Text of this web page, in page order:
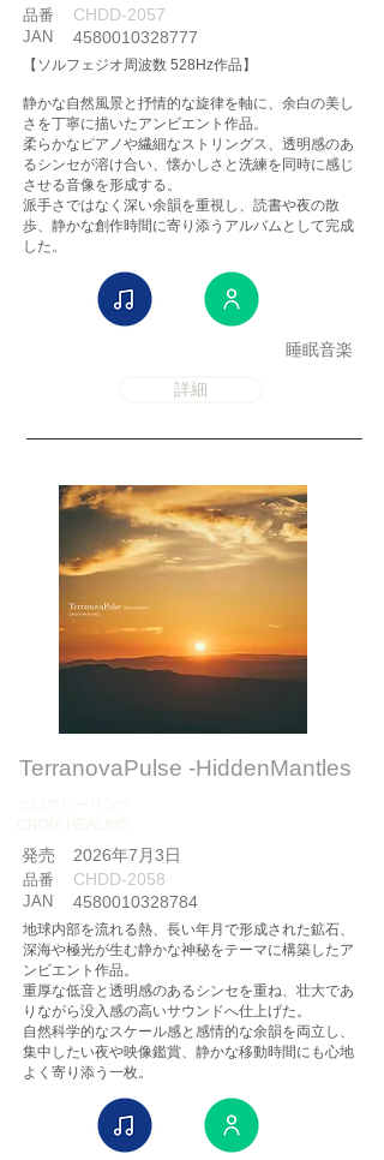
品番 CHDD-2057
JAN 4580010328777
【ソルフェジオ周波数 528Hz作品】
静かな自然風景と抒情的な旋律を軸に、余白の美し
さを丁寧に描いたアンビエント作品。
柔らかなピアノや繊細なストリングス、透明感のあ
るシンセが溶け合い、懐かしさと洗練を同時に感じ
させる音像を形成する。
派手さではなく深い余韻を重視し、読書や夜の散
歩、静かな創作時間に寄り添うアルバムとして完成
した。
睡眠音楽
詳細
TerranovaPulse -HiddenMantles
​発売 2026年7月3日
品番 CHDD-2058
JAN 4580010328784
地球内部を流れる熱、長い年月で形成された鉱石、
深海や極光が生む静かな神秘をテーマに構築したア
ンビエント作品。
重厚な低音と透明感のあるシンセを重ね、壮大であ
りながら没入感の高いサウンドへ仕上げた。
自然科学的なスケール感と感情的な余韻を両立し、
集中したい夜や映像鑑賞、静かな移動時間にも心地
よく寄り添う一枚。